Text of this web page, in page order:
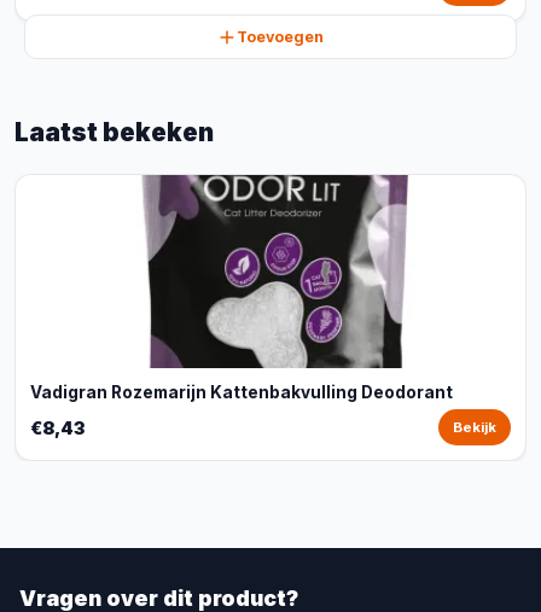
Toevoegen
Laatst bekeken
Vadigran Rozemarijn Kattenbakvulling Deodorant
€8,43 Bekijk
Vragen over dit product?